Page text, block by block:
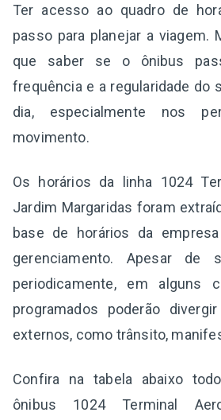
Ter acesso ao quadro de
passo para planejar a viagem.
que saber se o ônibus
frequência e a regularidade do
dia, especialmente nos
movimento.
Os horários da linha 1024
Jardim Margaridas foram
base de horários da
gerenciamento. Apesar de
periodicamente, em alguns
programados poderão
externos, como trânsito,
Confira na tabela abaixo
ônibus 1024 Terminal